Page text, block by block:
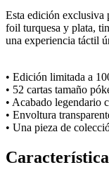
Esta edición exclusiva
foil turquesa y plata,
una experiencia táctil
• Edición limitada a
• 52 cartas tamaño
• Acabado legendario
• Envoltura
• Una pieza de